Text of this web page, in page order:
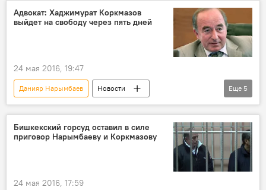
Алмазбек Баатырбеков
задержание
Первомайский районный суд
Адвокат: Хаджимурат Коркмазов
выйдет на свободу через пять дней
24 мая 2016, 19:47
Данияр Нарымбаев
Новости
Кыргызстан
Общество
Задержание депутата Хаджимурата Коркмазова
Хаджимурат Коркмазов
суд
Еще 5
Бишкекский горсуд оставил в силе
приговор Нарымбаеву и Коркмазову
24 мая 2016, 17:59